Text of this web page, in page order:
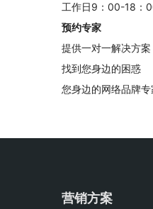
工作日9：00-18：
预约专家
提供一对一解决方案
找到您身边的困惑
您身边的网络品牌专
营销方案